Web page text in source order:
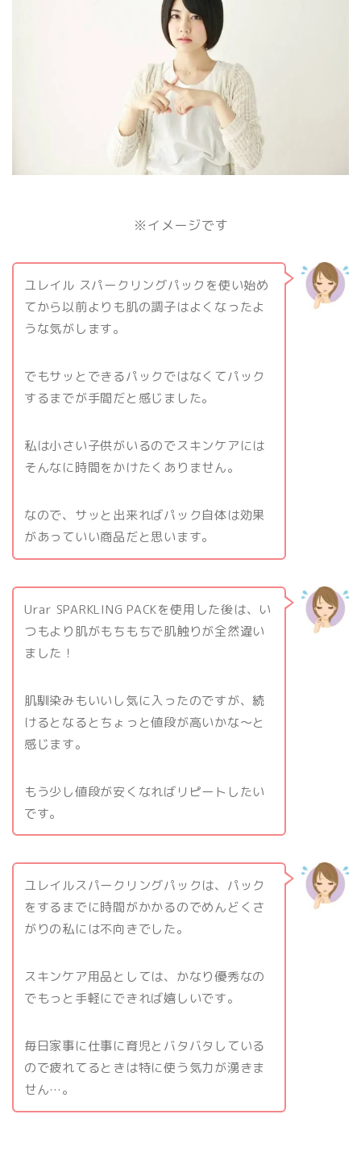
※イメージです
ユレイル スパークリングパックを使い始め
てから以前よりも肌の調子はよくなったよ
うな気がします。
でもサッとできるパックではなくてパック
するまでが手間だと感じました。
私は小さい子供がいるのでスキンケアには
そんなに時間をかけたくありません。
なので、サッと出来ればパック自体は効果
があっていい商品だと思います。
Urar SPARKLING PACKを使用した後は、い
つもより肌がもちもちで肌触りが全然違い
ました！
肌馴染みもいいし気に入ったのですが、続
けるとなるとちょっと値段が高いかな〜と
感じます。
もう少し値段が安くなればリピートしたい
です。
ユレイルスパークリングパックは、パック
をするまでに時間がかかるのでめんどくさ
がりの私には不向きでした。
スキンケア用品としては、かなり優秀なの
でもっと手軽にできれば嬉しいです。
毎日家事に仕事に育児とバタバタしている
ので疲れてるときは特に使う気力が湧きま
せん…。